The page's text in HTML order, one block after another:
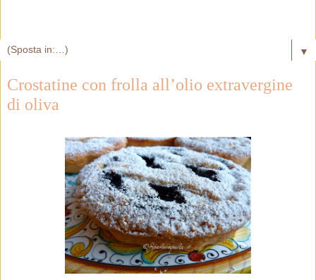
▼
Crostatine con frolla all’olio extravergine
di oliva